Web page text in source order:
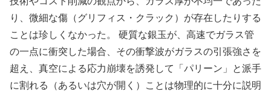
り、微細な傷（グリフィス・クラック）が存在したりする
ことは珍しくなかった。 硬質な銀玉が、高速でガラス管
の一点に衝突した場合、その衝撃波がガラスの引張強さを
超え、真空による応力崩壊を誘発して「パリーン」と派手
に割れる（あるいは穴が開く）ことは物理的に十分に説明